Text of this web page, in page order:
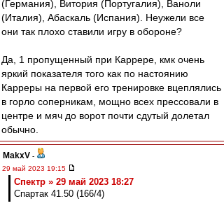
(Германия), Витория (Португалия), Ваноли
(Италия), Абаскаль (Испания). Неужели все
они так плохо ставили игру в обороне?
Да, 1 пропущенный при Каррере, кмк очень
яркий показателя того как по настоянию
Карреры на первой его тренировке вцеплялись
в горло соперникам, мощно всех прессовали в
центре и мяч до ворот почти сдутый долетал
обычно.
MakxV -
29 май 2023 19:15
Спектр » 29 май 2023 18:27
Спартак 41.50 (166/4)